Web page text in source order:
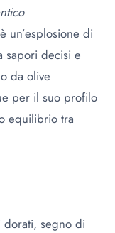
è un’esplosione di
sapori decisi e
da olive
per il suo profilo
equilibrio tra
dorati, segno di